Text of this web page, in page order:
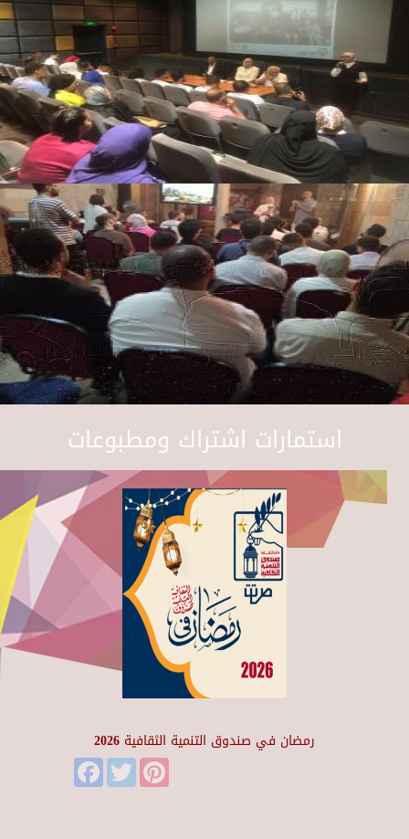
استمارات اشتراك ومطبوعات
رمضان في صندوق التنمية الثقافية 2026
FacebookTwitter